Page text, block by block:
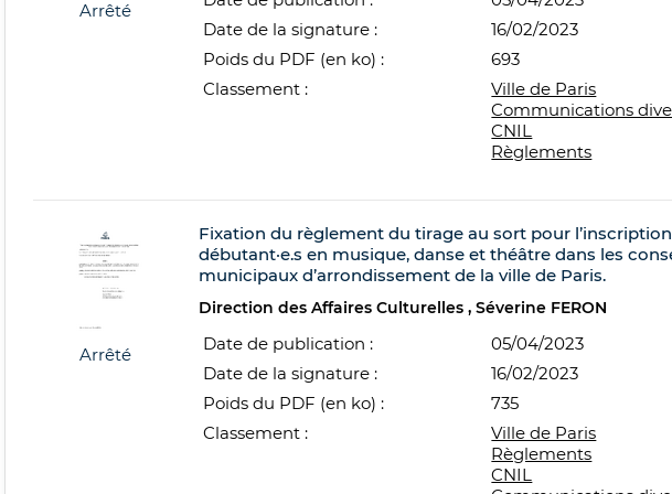
Arrêté
Date de la signature :
16/02/2023
Poids du PDF (en ko) :
693
Classement :
Ville de Paris
Communications
CNIL
Règlements
Arrêté
Fixation du règlement du tirage au sort pour
débutant·e.s en musique, danse et théâtre dans les
municipaux d’arrondissement de la ville de Paris.
Direction des Affaires Culturelles Séverine FERON
Date de publication :
05/04/2023
Date de la signature :
16/02/2023
Poids du PDF (en ko) :
735
Classement :
Ville de Paris
Règlements
CNIL